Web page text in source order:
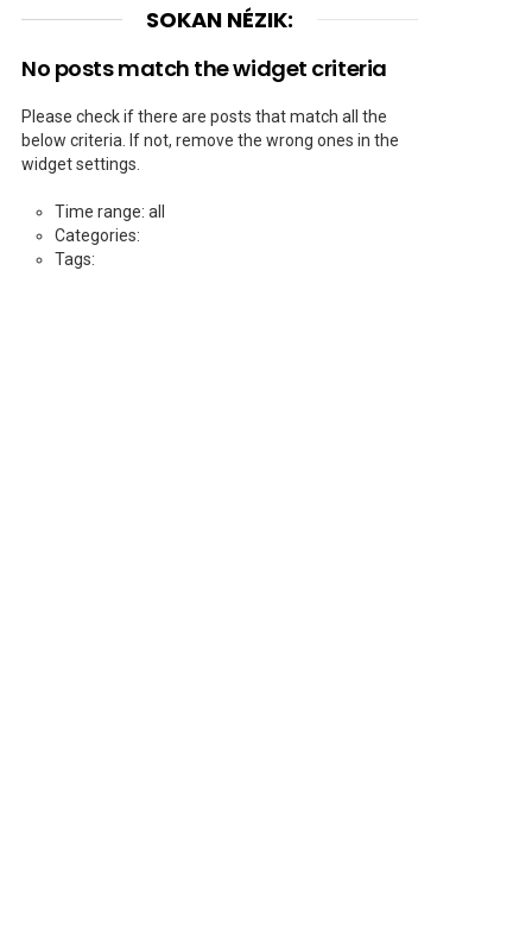
SOKAN NÉZIK:
No posts match the widget criteria
Please check if there are posts that match all the
below criteria. If not, remove the wrong ones in the
widget settings.
Time range: all
Categories:
Tags: